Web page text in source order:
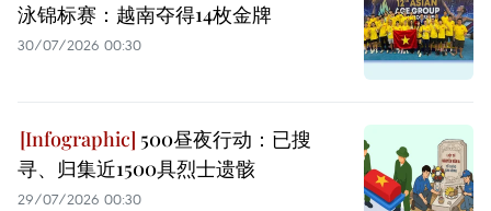
泳锦标赛：越南夺得14枚金牌
30/07/2026 00:30
500昼夜行动：已搜
寻、归集近1500具烈士遗骸
29/07/2026 00:30